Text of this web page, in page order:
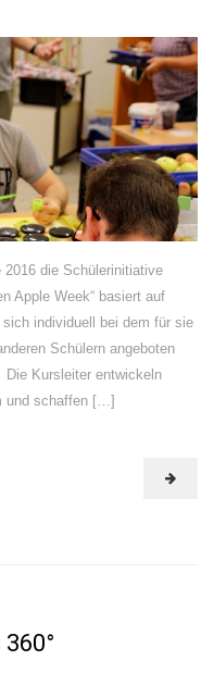
2016 die Schülerinitiative
Apple Week“ basiert auf
individuell bei dem für sie
Schülern angeboten
Kursleiter entwickeln
und schaffen […]